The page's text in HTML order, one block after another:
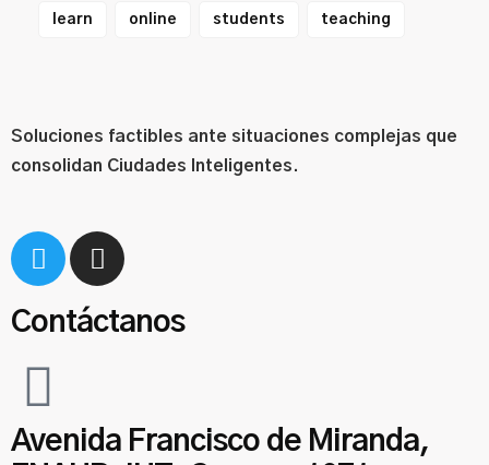
learn online students teaching
Soluciones factibles ante situaciones complejas que
consolidan Ciudades Inteligentes.
Contáctanos
Avenida Francisco de Miranda,